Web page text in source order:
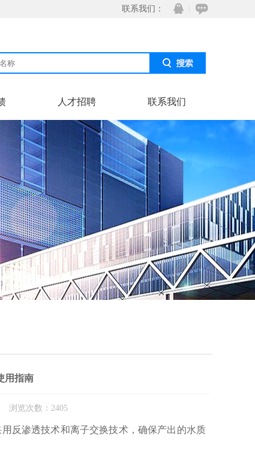
联系我们：
在线
QQ
人才招聘 联系我们
用指南
览次数：2405
反渗透技术和离子交换技术，确保产出的水质